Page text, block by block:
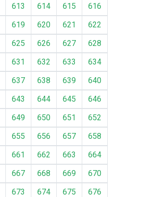
613 614 615
616
619 620 621
622
625 626 627
628
631 632 633
634
637 638 639
640
643 644 645
646
649 650 651
652
655 656 657
658
661 662 663
664
667 668 669
670
673 674 675
676